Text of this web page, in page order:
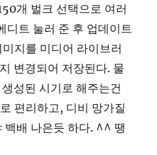
개 벌크 선택으로 여러
디트 눌러 준 후 업데이트
지를 미디어 라이브러
변경되어 저장된다. 물
성된 시기로 해주는건
편리하고, 디비 망가질
백배 나은듯 하다. ^^ 땡